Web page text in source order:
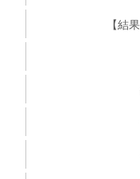
【結